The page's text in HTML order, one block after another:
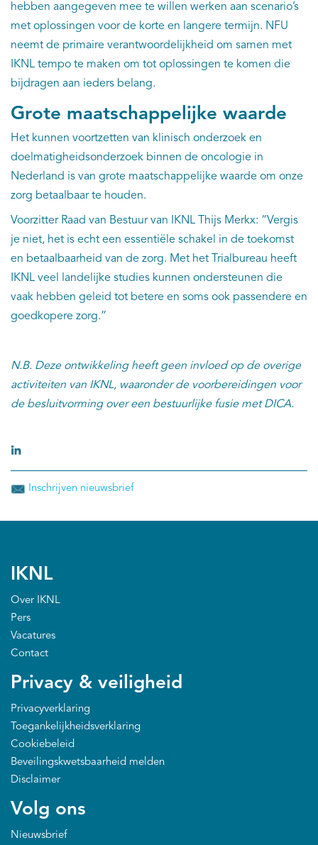
hebben aangegeven mee te willen werken aan scenario’s
met oplossingen voor de korte en langere termijn. NFU
neemt de primaire verantwoordelijkheid om samen met
IKNL tempo te maken om tot oplossingen te komen die
bijdragen aan ieders belang.
Grote maatschappelijke waarde
Het kunnen voortzetten van klinisch onderzoek en
doelmatigheidsonderzoek binnen de oncologie in
Nederland is van grote maatschappelijke waarde om onze
zorg betaalbaar te houden.
Voorzitter Raad van Bestuur van IKNL Thijs Merkx: “Vergis
je niet, het is echt een essentiële schakel in de toekomst
en betaalbaarheid van de zorg. Met het Trialbureau heeft
IKNL veel landelijke studies kunnen ondersteunen die
vaak hebben geleid tot betere en soms ook passendere en
goedkopere zorg.”
N.B. Deze ontwikkeling heeft geen invloed op de overige
activiteiten van IKNL, waaronder de voorbereidingen voor
de besluitvorming over een bestuurlijke fusie met DICA.
Inschrijven nieuwsbrief
IKNL
Over IKNL
Pers
Vacatures
Contact
Privacy & veiligheid
Privacyverklaring
Toegankelijkheidsverklaring
Cookiebeleid
Beveilingskwetsbaarheid melden
Disclaimer
Volg ons
Nieuwsbrief